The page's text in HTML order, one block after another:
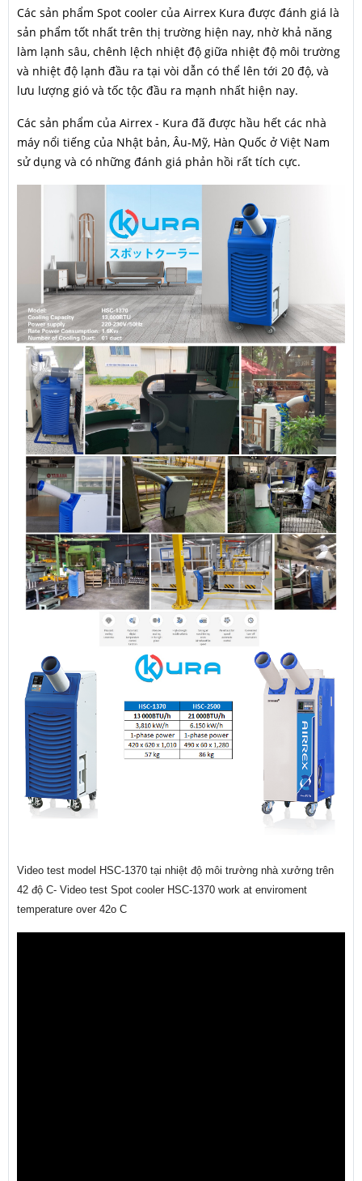
Các sản phẩm Spot cooler của Airrex Kura được đánh giá là
sản phẩm tốt nhất trên thị trường hiện nay, nhờ khả năng
làm lạnh sâu, chênh lệch nhiệt độ giữa nhiệt độ môi trường
và nhiệt độ lạnh đầu ra tại vòi dẫn có thể lên tới 20 độ, và
lưu lượng gió và tốc tộc đầu ra mạnh nhất hiện nay.
Các sản phẩm của Airrex - Kura đã được hầu hết các nhà
máy nổi tiếng của Nhật bản, Âu-Mỹ, Hàn Quốc ở Việt Nam
sử dụng và có những đánh giá phản hồi rất tích cực.
Video test model HSC-1370 tại nhiệt độ môi trường nhà xưởng trên
42 độ C- Video test Spot cooler HSC-1370 work at enviroment
temperature over 42o C